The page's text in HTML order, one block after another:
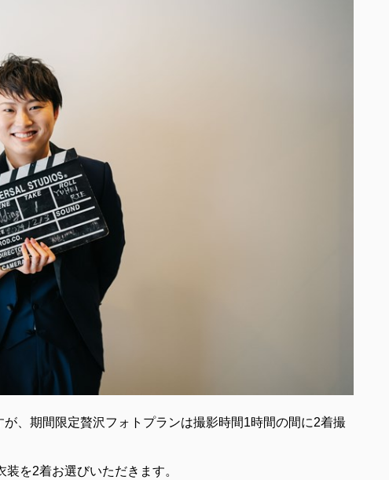
、期間限定贅沢フォトプランは撮影時間1時間の間に2着撮
を2着お選びいただきます。